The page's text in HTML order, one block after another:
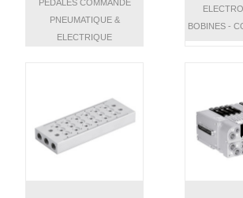
PEDALES COMMANDE
PNEUMATIQUE &
ELECTRIQUE
BOBINES -